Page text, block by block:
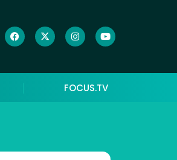
FOCUS.TV